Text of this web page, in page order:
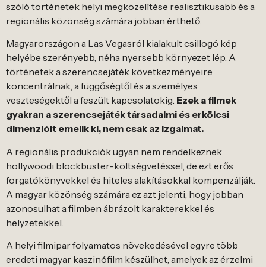
szóló történetek helyi megközelítése realisztikusabb és a
regionális közönség számára jobban érthető.
Magyarországon a Las Vegasról kialakult csillogó kép
helyébe szerényebb, néha nyersebb környezet lép. A
történetek a szerencsejáték következményeire
koncentrálnak, a függőségtől és a személyes
veszteségektől a feszült kapcsolatokig. Ezek a filmek
gyakran a szerencsejáték társadalmi és erkölcsi
dimenzióit emelik ki, nem csak az izgalmat.
A regionális produkciók ugyan nem rendelkeznek
hollywoodi blockbuster-költségvetéssel, de ezt erős
forgatókönyvekkel és hiteles alakításokkal kompenzálják.
A magyar közönség számára ez azt jelenti, hogy jobban
azonosulhat a filmben ábrázolt karakterekkel és
helyzetekkel.
A helyi filmipar folyamatos növekedésével egyre több
eredeti magyar kaszinófilm készülhet, amelyek az érzelmi